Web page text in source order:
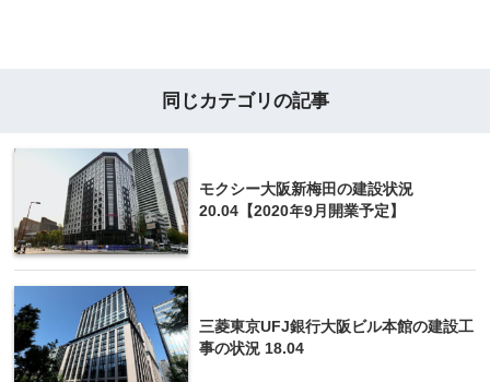
同じカテゴリの記事
モクシー大阪新梅田の建設状況
20.04【2020年9月開業予定】
三菱東京UFJ銀行大阪ビル本館の建設工
事の状況 18.04